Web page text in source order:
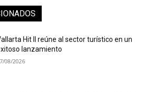
Hit II reúne al sector turístico en un
lanzamiento
08/2026